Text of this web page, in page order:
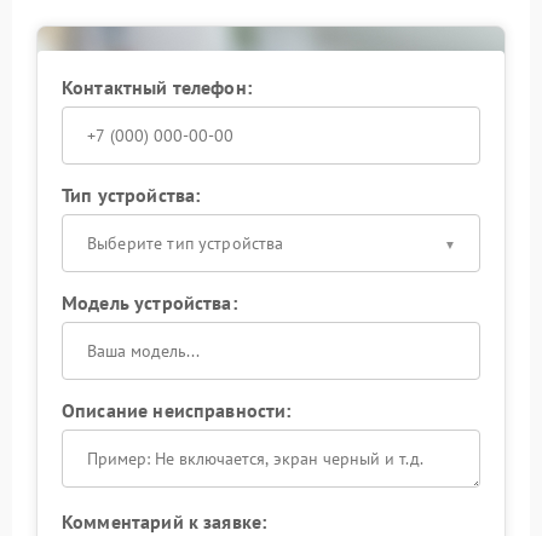
Контактный телефон:
Тип устройства:
Выберите тип устройства
Модель устройства:
Описание неисправности:
Комментарий к заявке: